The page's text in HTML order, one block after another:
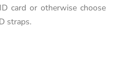
card or otherwise choose
straps.